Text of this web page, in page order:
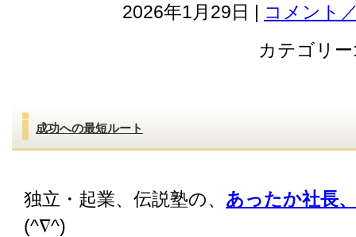
2026年1月29日 | コメント
カテゴリー
成功への最短ルート
独立・起業、伝説塾の、 あったか社長
(^∇^)